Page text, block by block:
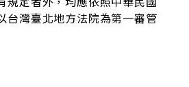
台灣臺北地方法院為第一審管